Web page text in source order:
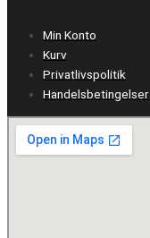
Min Konto
Kurv
Privatlivspolitik
Handelsbetingelser